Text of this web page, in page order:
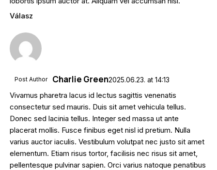
Válasz
Post Author Charlie Green2025.06.23. at 14:13
Vivamus pharetra lacus id lectus sagittis venenatis
consectetur sed mauris. Duis sit amet vehicula tellus.
Donec sed lacinia tellus. Integer sed massa ut ante
placerat mollis. Fusce finibus eget nisl id pretium. Nulla
varius auctor iaculis. Vestibulum volutpat nec justo sit amet
elementum. Etiam risus tortor, facilisis nec risus sit amet,
pellentesque pulvinar sapien. Orci varius natoque penatibus